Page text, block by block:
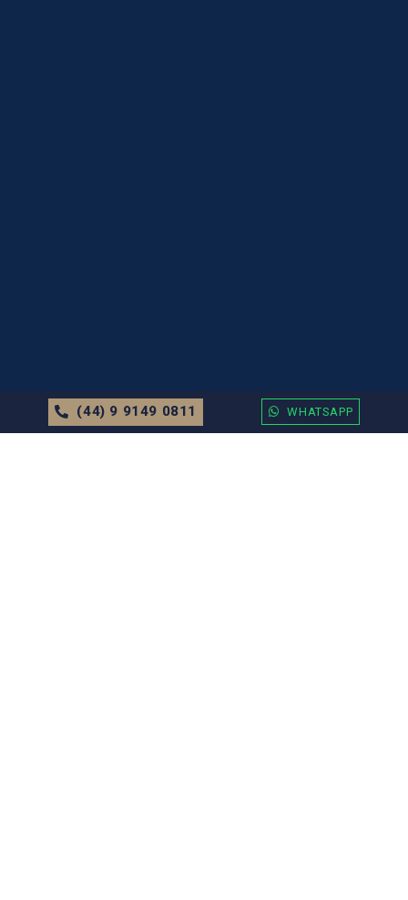
(44) 9 9149 0811 WHATSAPP